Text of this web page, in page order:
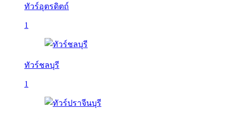
ทัวร์อุตรดิตถ์
1
ทัวร์ชลบุรี
1